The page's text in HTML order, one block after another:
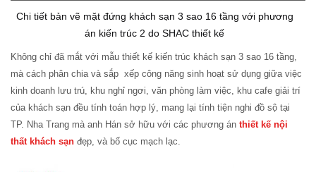
Chi tiết bản vẽ mặt đứng khách sạn 3 sao 16 tầng với phương
án kiến trúc 2 do SHAC thiết kế
Không chỉ đã mắt với mẫu thiết kế kiến trúc khách sạn 3 sao 16 tầng,
mà cách phân chia và sắp xếp công năng sinh hoạt sử dụng giữa việc
kinh doanh lưu trú, khu nghỉ ngơi, văn phòng làm việc, khu cafe giải trí
của khách sạn đều tính toán hợp lý, mang lại tính tiện nghi đồ sộ tại
TP. Nha Trang mà anh Hán sở hữu với các phương án thiết kế nội
thất khách sạn đẹp, và bố cục mạch lạc.